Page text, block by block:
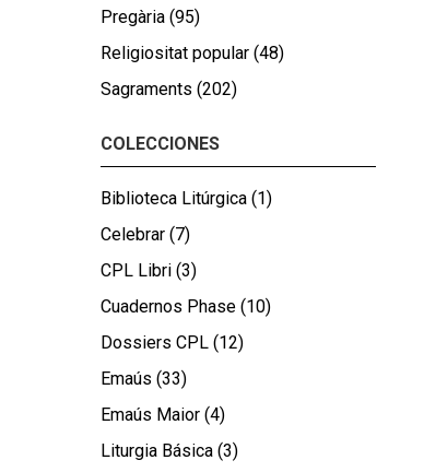
Pregària (95)
Religiositat popular (48)
Sagraments (202)
COLECCIONES
Biblioteca Litúrgica (1)
Celebrar (7)
CPL Libri (3)
Cuadernos Phase (10)
Dossiers CPL (12)
Emaús (33)
Emaús Maior (4)
Liturgia Básica (3)